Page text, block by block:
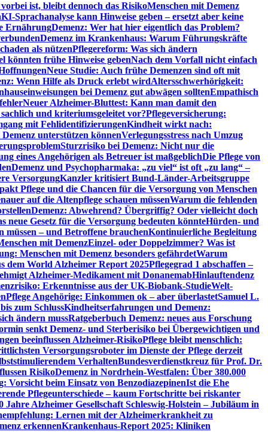
ist, bleibt dennoch das RisikoMenschen mit Demenz
KI-Sprachanalyse kann Hinweise geben – ersetzt aber keine
ErnährungDemenz: Wer hat hier eigentlich das Problem?
Demenz im Krankenhaus: Warum Führungskräfte
als nützenPflegereform: Was sich ändern
könnten frühe Hinweise gebenNach dem Vorfall nicht einfach
Neue Studie: Auch frühe Demenzen sind oft mit
Wenn Hilfe als Druck erlebt wirdAltersschwerhörigkeit:
bei Demenz gut abwägen solltenEmpathisch
Neuer Alzheimer-Bluttest: Kann man damit den
und kriteriumsgeleitet vor?Pflegeversicherung:
mit FehlidentifizierungenKindheit wirkt nach:
unterstützen könnenVerlegungsstress nach Umzug
Sturzrisiko bei Demenz: Nicht nur die
eines Angehörigen als Betreuer ist maßgeblichDie Pflege von
Demenz und Psychopharmaka: „zu viel“ ist oft „zu lang“ –
VersorgungKanzler kritisiert Bund-Länder-Arbeitsgruppe
Pflege und die Chancen für die Versorgung von Menschen
auf die Altenpflege schauen müssenWarum die fehlenden
Demenz: Abwehrend? Übergriffig? Oder vielleicht doch
neue Gesetz für die Versorgung bedeuten könnteHürden- und
– und Betroffene brauchenKontinuierliche Begleitung
mit DemenzEinzel- oder Doppelzimmer? Was ist
Menschen mit Demenz besonders gefährdetWarum
dem World Alzheimer Report 2025Pflegegrad 1 abschaffen –
Alzheimer-Medikament mit DonanemabHinlauftendenz
Erkenntnisse aus der UK-Biobank-StudieWelt-
Pflege Angehörige: Einkommen ok – aber überlastetSamuel L.
zum SchlussKindheitserfahrungen und Demenz:
ändern mussRatgeberbuch Demenz: neues aus Forschung
senkt Demenz- und Sterberisiko bei Übergewichtigen und
beeinflussen Alzheimer-RisikoPflege bleibt menschlich:
Versorgungsroboter im Dienste der Pflege derzeit
VerhaltenBundesverdienstkreuz für Prof. Dr.
RisikoDemenz in Nordrhein-Westfalen: Über 380.000
Vorsicht beim Einsatz von BenzodiazepinenIst die Ehe
Pflegeunterschiede – kaum Fortschritte bei riskanter
Jahre Alzheimer Gesellschaft Schleswig-Holstein – Jubiläum in
Lernen mit der Alzheimerkrankheit zu
erkennenKrankenhaus-Report 2025: Kliniken